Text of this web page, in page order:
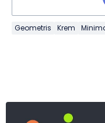
Geometris Krem